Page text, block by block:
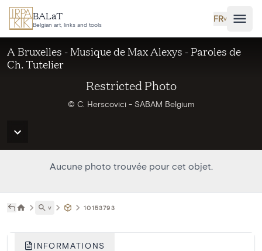
Aller au contenu principal
BALaT
Belgian art, links and tools
FR˅
Restricted Photo
© C. Herscovici - SABAM Belgium
A Bruxelles - Musique de Max Alexys - Paroles de
Ch. Tutelier
Aucune photo trouvée pour cet objet.
˅ 10153793
INFORMATIONS